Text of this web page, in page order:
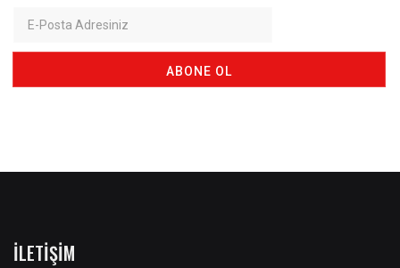
İLETIŞIM